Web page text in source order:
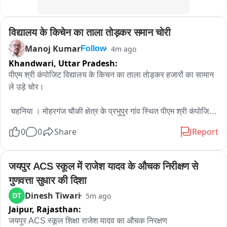
विद्यालय के किचेन का ताला तोड़कर समान चोरी
Manoj KumarFollow 4m ago
Khandwari, Uttar Pradesh:
पीएम श्री कंपोजिट विद्यालय के किचन का ताला तोड़कर हजारों का सामान
ले उड़े चोर।
चहनिया । मोहरगंज चौकी क्षेत्र के प्रभुपुर गांव स्थित पीएम श्री कंपोजिट
उसमें रखा गैस सिलेंडर, चूल्हा, बर्तन, डेस्क, बाल्टी, भगौना, ट्यूबलाइट,
ब्लैकबोर्ड, बिजली के तार सहित अन्य आवश्यक सामग्री चोरी कर ले गए।
कम्पोजिट विद्यालय में चोरों ने इंचार्ज प्रधानाध्यापक कक्ष सहित अन्य कक्षाओं
के ताले तोड़ने का भी प्रयास किया, लेकिन सफलता नहीं मिल सकी। यदि
चोर उन कमरों का ताला भी तोड़ देते तो विद्यालय को और अधिक नुकसान
उठाना पड़ सकता था। गुरुवार सुबह जब इंचार्ज प्रधानाध्यापिका व शिक्षक
विद्यालय पहुंचे तो किचन का ताला टूटा मिला तथा अंदर रखा सामान गायब
देखा तो सन्न रह गये। इंचार्ज प्रधानाध्यापिका ने तत्काल  प्रधान प्रशासक
0 0 Share Report
जयपुर ACS स्कूल में राजेश यादव के औचक निरीक्षण से
गुणवत्ता सुधार की दिशा
DT Dinesh Tiwari 5m ago
Jaipur, Rajasthan:
जयपुर ACS स्कूल शिक्षा राजेश यादव का औचक निरक्षण